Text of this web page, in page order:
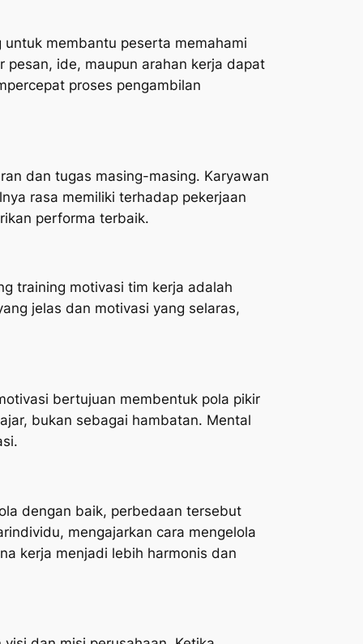
membantu peserta memahami
pesan, ide, maupun arahan kerja dapat
proses pengambilan
dan tugas masing-masing. Karyawan
rasa memiliki terhadap pekerjaan
performa terbaik.
training motivasi tim kerja adalah
jelas dan motivasi yang selaras,
bertujuan membentuk pola pikir
bukan sebagai hambatan. Mental
dengan baik, perbedaan tersebut
mengajarkan cara mengelola
kerja menjadi lebih harmonis dan